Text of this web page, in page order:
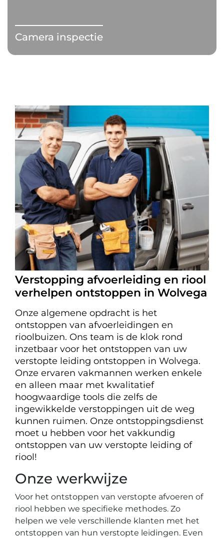
Camera inspectie
Verstopping afvoerleiding en riool
verhelpen ontstoppen in Wolvega
Onze algemene opdracht is het
ontstoppen van afvoerleidingen en
rioolbuizen. Ons team is de klok rond
inzetbaar voor het ontstoppen van uw
verstopte leiding ontstoppen in Wolvega.
Onze ervaren vakmannen werken enkele
en alleen maar met kwalitatief
hoogwaardige tools die zelfs de
ingewikkelde verstoppingen uit de weg
kunnen ruimen. Onze ontstoppingsdienst
moet u hebben voor het vakkundig
ontstoppen van uw verstopte leiding of
riool!
Onze werkwijze
Voor het ontstoppen van verstopte afvoeren of
riool hebben we specifieke methodes. Zo
helpen we vele verschillende klanten met het
ontstoppen van hun verstopte leidingen. Even